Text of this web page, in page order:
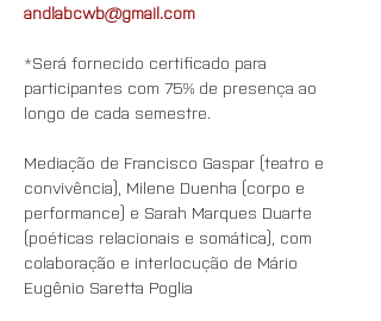
andlabcwb@gmail.com
*Será fornecido certificado para
participantes com 75% de presença ao
longo de cada semestre.
Mediação de Francisco Gaspar (teatro e
convivência), Milene Duenha (corpo e
performance) e Sarah Marques Duarte
(poéticas relacionais e somática), com
colaboração e interlocução de Mário
Eugênio Saretta Poglia